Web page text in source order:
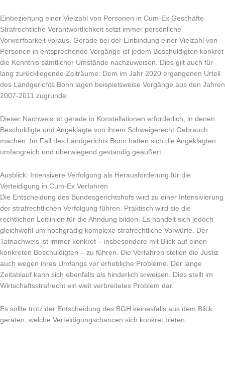
Einbeziehung einer Vielzahl von Personen in Cum-Ex Geschäfte
Strafrechtliche Verantwortlichkeit setzt immer persönliche
Vorwerfbarkeit voraus. Gerade bei der Einbindung einer Vielzahl von
Personen in entsprechende Vorgänge ist jedem Beschuldigten konkret
die Kenntnis sämtlicher Umstände nachzuweisen. Dies gilt auch für
lang zurückliegende Zeiträume. Dem im Jahr 2020 ergangenen Urteil
des Landgerichts Bonn lagen beispielsweise Vorgänge aus den Jahren
2007-2011 zugrunde.
Dieser Nachweis ist gerade in Konstellationen erforderlich, in denen
Beschuldigte und Angeklagte von ihrem Schweigerecht Gebrauch
machen. Im Fall des Landgerichts Bonn hatten sich die Angeklagten
umfangreich und überwiegend geständig geäußert.
Ausblick: Intensivere Verfolgung als Herausforderung für die
Verteidigung in Cum-Ex Verfahren
Die Entscheidung des Bundesgerichtshofs wird zu einer Intensivierung
der strafrechtlichen Verfolgung führen. Praktisch wird sie die
rechtlichen Leitlinien für die Ahndung bilden. Es handelt sich jedoch
gleichwohl um hochgradig komplexe strafrechtliche Vorwürfe. Der
Tatnachweis ist immer konkret – insbesondere mit Blick auf einen
konkreten Beschuldigten – zu führen. Die Verfahren stellen die Justiz
auch wegen ihres Umfangs vor erhebliche Probleme. Der lange
Zeitablauf kann sich ebenfalls als hinderlich erweisen. Dies stellt im
Wirtschaftsstrafrecht ein weit verbreitetes Problem dar.
Es sollte trotz der Entscheidung des BGH keinesfalls aus dem Blick
geraten, welche Verteidigungschancen sich konkret bieten.